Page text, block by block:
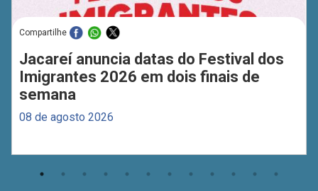
Compartilhe
Jacareí anuncia datas do Festival dos
Imigrantes 2026 em dois finais de
semana
08 de agosto 2026